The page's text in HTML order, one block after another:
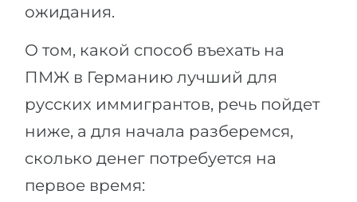
ожидания.
О том, какой способ въехать на
ПМЖ в Германию лучший для
русских иммигрантов, речь пойдет
ниже, а для начала разберемся,
сколько денег потребуется на
первое время: